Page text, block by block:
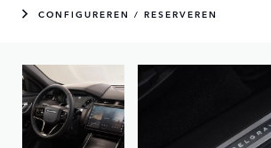
CONFIGUREREN / RESERVEREN